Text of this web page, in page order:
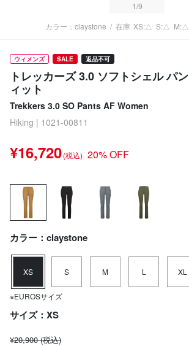
1/9
カラー：claystone / 在庫 XS:△ S:△ M:△
ウィメンズ SALE 返品不可
トレッカーズ 3.0 ソフトシェル パ
ィット
Trekkers 3.0 SO Pants AF Women
Hiking | 1021-00811
¥16,720(税込) 20% OFF
カラー：claystone
XS S M L XL
※EUROSサイズ
サイズ：XS
¥20,900(税込)